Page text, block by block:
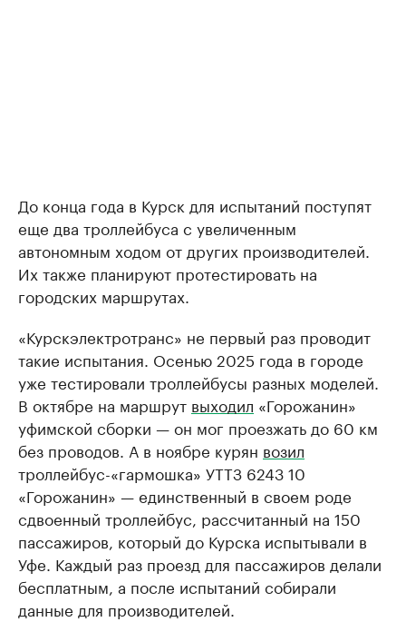
До конца года в Курск для испытаний поступят
еще два троллейбуса с увеличенным
автономным ходом от других производителей.
Их также планируют протестировать на
городских маршрутах.
«Курскэлектротранс» не первый раз проводит
такие испытания. Осенью 2025 года в городе
уже тестировали троллейбусы разных моделей.
В октябре на маршрут выходил «Горожанин»
уфимской сборки — он мог проезжать до 60 км
без проводов. А в ноябре курян возил
троллейбус-«гармошка» УТТЗ 6243 10
«Горожанин» — единственный в своем роде
сдвоенный троллейбус, рассчитанный на 150
пассажиров, который до Курска испытывали в
Уфе. Каждый раз проезд для пассажиров делали
бесплатным, а после испытаний собирали
данные для производителей.